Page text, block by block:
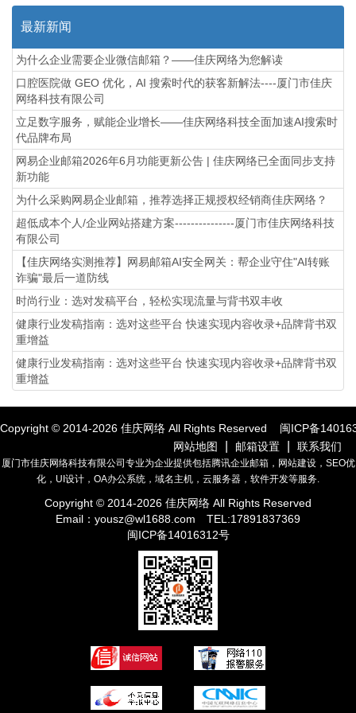
最新新闻
为什么企业需要企业微信邮箱？——佳庆网络为您解读
口腔医院做 GEO 优化，AI 搜索时代的获客新解法----厦门市佳庆
网络科技有限公司
立足数字服务，赋能企业增长——佳庆网络科技全面加速AI搜索时
代品牌布局
网易企业邮箱2026年6月功能更新公告 | 佳庆网络已全面同步支持
新功能
为什么采购网易企业邮箱，推荐选择正规授权经销商佳庆网络？
超低成本个人/企业网站搭建方案---------------厦门市佳庆网络科技
有限公司
【佳庆网络实测推荐】网易邮箱AI安全网关：帮企业守住"AI转账
诈骗"最后一道防线
时尚行业：选对发稿平台，轻松实现流量与背书双丰收
健康行业发稿指南：选对这些平台 快速实现内容收录+品牌背书双
重增益
健康行业发稿指南：选对这些平台 快速实现内容收录+品牌背书双
重增益
Copyright © 2014-2026 佳庆网络 All Rights Reserved 闽ICP备
网站地图
邮箱设置 联系我们
厦门市佳庆网络科技有限公司专业为企业提供包括腾讯企业邮箱，网站建设，SEO优
化，UI设计，OA办公系统，域名主机，云服务器，软件开发等服务.
Copyright © 2014-2026 佳庆网络 All Rights Reserved
Email： yousz@wl1688.com
TEL:17891837369
闽ICP备14016312号